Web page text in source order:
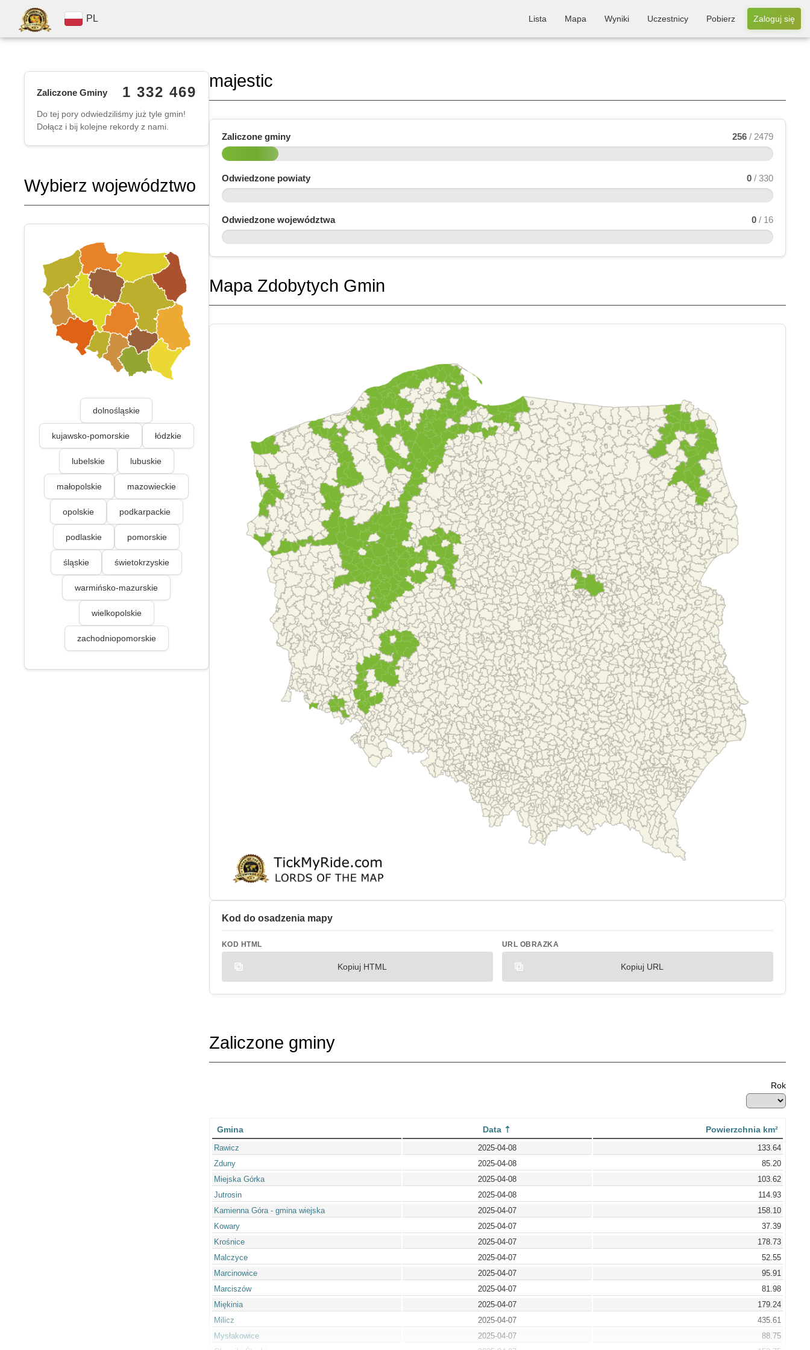
PL Lista Mapa Wyniki Uczestnicy Pobierz Zaloguj się
Zaliczone Gminy 1 332 469
Do tej pory odwiedziliśmy już tyle gmin!
Dołącz i bij kolejne rekordy z nami.
Wybierz województwo
dolnośląskie
kujawsko-pomorskie łódzkie
lubelskie lubuskie
małopolskie mazowieckie
opolskie podkarpackie
podlaskie pomorskie
śląskie świetokrzyskie
warmińsko-mazurskie
wielkopolskie
zachodniopomorskie
majestic
Zaliczone gminy 256 / 2479
Odwiedzone powiaty 0 / 330
Odwiedzone województwa 0 / 16
Mapa Zdobytych Gmin
Kod do osadzenia mapy
KOD HTML
Kopiuj HTML
URL OBRAZKA
Kopiuj URL
Zaliczone gminy
Rok
Gmina Data Powierzchnia km²
Rawicz 2025-04-08
133.64
Zduny
2025-04-08
85.20
Miejska Górka
2025-04-08
103.62
Jutrosin
2025-04-08
114.93
Kamienna Góra - gmina wiejska
2025-04-07
158.10
Kowary
2025-04-07
37.39
Krośnice
2025-04-07
178.73
Malczyce
2025-04-07
52.55
Marcinowice
2025-04-07
95.91
Marciszów
2025-04-07
81.98
Miękinia
2025-04-07
179.24
Milicz
2025-04-07
435.61
Mysłakowice
2025-04-07
88.75